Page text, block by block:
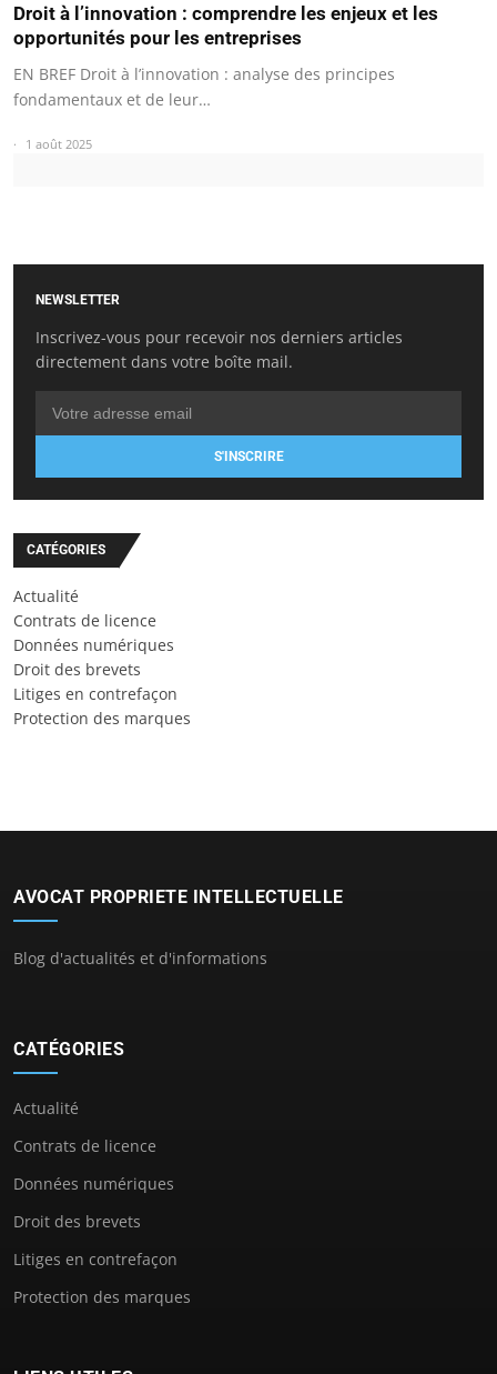
Droit à l’innovation : comprendre les enjeux et les
opportunités pour les entreprises
EN BREF Droit à l’innovation : analyse des principes
fondamentaux et de leur…
1 août 2025
NEWSLETTER
Inscrivez-vous pour recevoir nos derniers articles
directement dans votre boîte mail.
S'INSCRIRE
CATÉGORIES
Actualité
Contrats de licence
Données numériques
Droit des brevets
Litiges en contrefaçon
Protection des marques
AVOCAT PROPRIETE INTELLECTUELLE
Blog d'actualités et d'informations
CATÉGORIES
Actualité
Contrats de licence
Données numériques
Droit des brevets
Litiges en contrefaçon
Protection des marques